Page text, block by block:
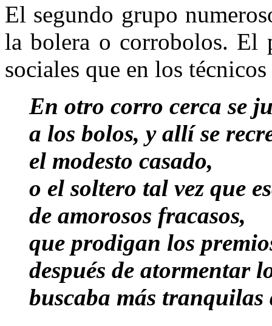
El segundo grupo
la bolera o corrobolos. El
sociales que en los
En otro corro cerca se
a los bolos, y allí se
el modesto casado,
o el soltero tal vez que
de amorosos fracasos,
que prodigan los
después de atormentar
buscaba más tranquilas